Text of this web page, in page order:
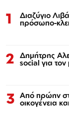
1 Διαζύγιο
πρόσωπο-
2 Δημήτρης
social για
3 Από πρώην
οικογένεια